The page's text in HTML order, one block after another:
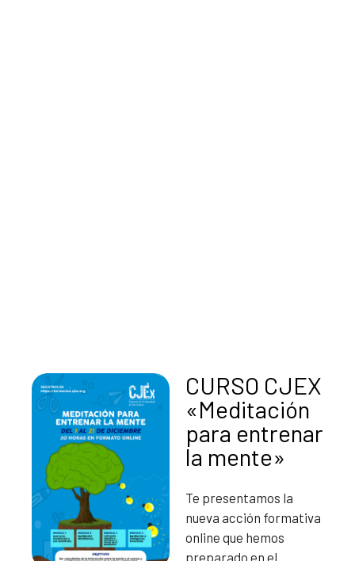
CURSO CJEX
«Meditación
para entrenar
la mente»
Te presentamos la
nueva acción formativa
online que hemos
preparado en el